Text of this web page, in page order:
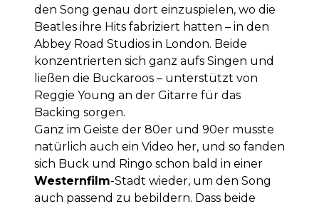
den Song genau dort einzuspielen, wo die
Beatles ihre Hits fabriziert hatten – in den
Abbey Road Studios in London. Beide
konzentrierten sich ganz aufs Singen und
ließen die Buckaroos – unterstützt von
Reggie Young an der Gitarre für das
Backing sorgen.
Ganz im Geiste der 80er und 90er musste
natürlich auch ein Video her, und so fanden
sich Buck und Ringo schon bald in einer
Westernfilm-Stadt wieder, um den Song
auch passend zu bebildern. Dass beide